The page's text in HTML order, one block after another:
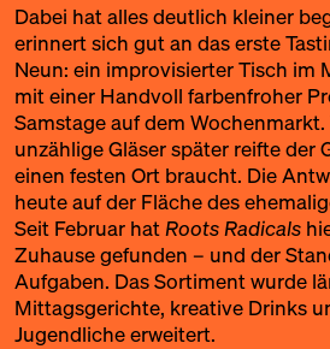
Dabei hat alles deutlich kleiner
erinnert sich gut an das erste
Neun: ein improvisierter Tisch im
mit einer Handvoll farbenfroher
Samstage auf dem
unzählige Gläser später reifte der
einen festen Ort braucht. Die
heute auf der Fläche des
Seit Februar hatRoots Radicals
Zuhause gefunden – und der
Aufgaben. Das Sortiment wurde
Mittagsgerichte, kreative Drinks
Jugendliche erweitert.